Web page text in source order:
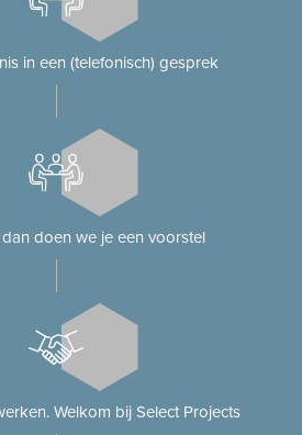
in een (telefonisch) gesprek
doen we je een voorstel
Welkom bij Select Projects